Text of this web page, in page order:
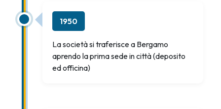
1950
La società si traferisce a Bergamo
aprendo la prima sede in città (deposito
ed officina)